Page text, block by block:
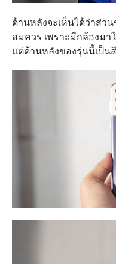
ด้านหลังจะเห็นได้ว่าส่ว
สมควร เพราะมีกล้องมา
แต่ด้านหลังของรุ่นนี้เป็น